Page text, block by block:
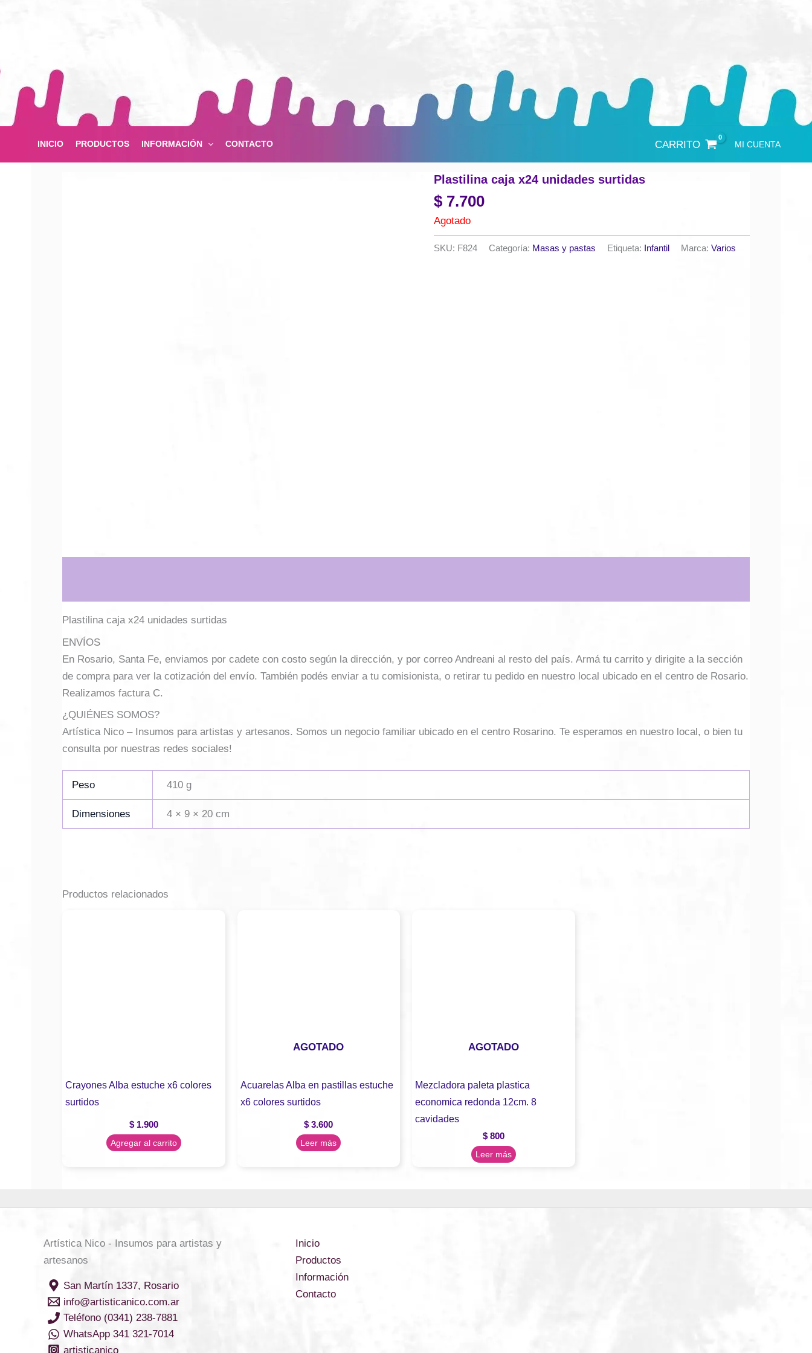
INICIO PRODUCTOS INFORMACIÓN CONTACTO CARRITO MI CUENTA
Plastilina caja x24 unidades surtidas
$7.700
Agotado
SKU: F824 Categoría: Masas y pastas Etiqueta: Infantil Marca: Varios
Plastilina caja x24 unidades surtidas
ENVÍOS
En Rosario, Santa Fe, enviamos por cadete con costo según la dirección, y por correo Andreani al resto del país. Armá tu carrito y dirigite a la sección
de compra para ver la cotización del envío. También podés enviar a tu comisionista, o retirar tu pedido en nuestro local ubicado en el centro de Rosario.
Realizamos factura C.
¿QUIÉNES SOMOS?
Artística Nico – Insumos para artistas y artesanos. Somos un negocio familiar ubicado en el centro Rosarino. Te esperamos en nuestro local, o bien tu
consulta por nuestras redes sociales!
Peso 410 g
Dimensiones 4 × 9 × 20 cm
Productos relacionados
Crayones Alba estuche x6 colores
surtidos
$1.900
Agregar al carrito
AGOTADO
Acuarelas Alba en pastillas estuche
x6 colores surtidos
$ 3.600
Leer más
AGOTADO
Mezcladora paleta plastica
economica redonda 12cm. 8
cavidades
$800
Leer más
Artística Nico - Insumos para artistas y
artesanos
San Martín 1337, Rosario
info@artisticanico.com.ar
Teléfono (0341) 238-7881
WhatsApp 341 321-7014
artisticanico
Inicio
Productos
Información
Contacto